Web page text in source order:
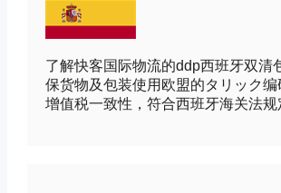
了解快客国际物流的ddp西班牙双清
保货物及包装使用欧盟的タリック
增值税一致性，符合西班牙海关法规